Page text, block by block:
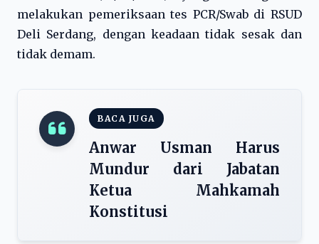
melakukan pemeriksaan tes PCR/Swab di RSUD
Deli Serdang, dengan keadaan tidak sesak dan
tidak demam.
BACA JUGA
Anwar Usman Harus
Mundur dari Jabatan
Ketua Mahkamah
Konstitusi